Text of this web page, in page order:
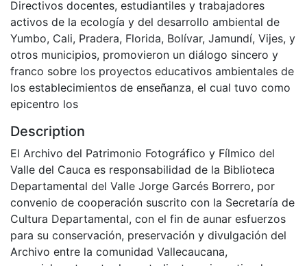
Directivos docentes, estudiantiles y trabajadores
activos de la ecología y del desarrollo ambiental de
Yumbo, Cali, Pradera, Florida, Bolívar, Jamundí, Vijes, y
otros municipios, promovieron un diálogo sincero y
franco sobre los proyectos educativos ambientales de
los establecimientos de enseñanza, el cual tuvo como
epicentro los
Description
El Archivo del Patrimonio Fotográfico y Fílmico del
Valle del Cauca es responsabilidad de la Biblioteca
Departamental del Valle Jorge Garcés Borrero, por
convenio de cooperación suscrito con la Secretaría de
Cultura Departamental, con el fin de aunar esfuerzos
para su conservación, preservación y divulgación del
Archivo entre la comunidad Vallecaucana,